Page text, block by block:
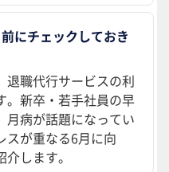
にチェックしておき
退職代行サービスの利
。新卒・若手社員の早
月病が話題になってい
スが重なる6月に向
します。